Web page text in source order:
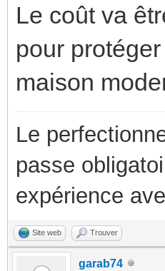
Le coût va
pour
maison
Le
passe
expérience
Site web Trouver
garab74